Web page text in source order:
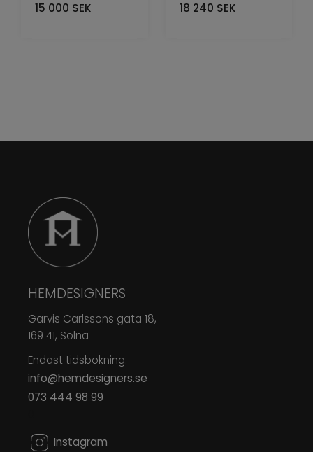
15 000 SEK 18 240 SEK
HEMDESIGNERS
Garvis Carlssons gata 18,
169 41, Solna
Endast tidsbokning:
info@hemdesigners.se
073 444 98 99
Instagram